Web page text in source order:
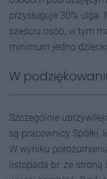
przysługuje 30%
sześciu osób, w tym
minimum jedno
W
Szczególnie
są pracownicy Spółki,
W wyniku
listopada br. ze stroną